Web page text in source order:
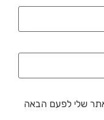
שלי לפעם הבאה